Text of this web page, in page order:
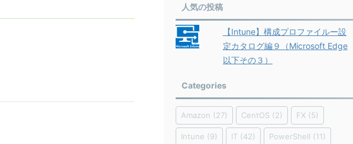
人気の投稿
【Intune】構成プロファイルー設
定カタログ編９（Microsoft Edge
以下その３）
Categories
Amazon (27) CentOS (2) FX (5)
Intune (9) IT (42) PowerShell (11)